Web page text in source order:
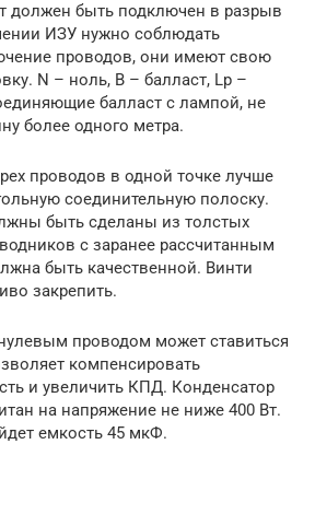
должен быть подключен в разрыв
ИЗУ нужно соблюдать
проводов, они имеют свою
N – ноль, B – балласт, Lp –
балласт с лампой, не
более одного метра.
проводов в одной точке лучше
соединительную полоску.
быть сделаны из толстых
с заранее рассчитанным
быть качественной. Винти
закрепить.
проводом может ставиться
компенсировать
и увеличить КПД. Конденсатор
на напряжение не ниже 400 Вт.
емкость 45 мкФ.